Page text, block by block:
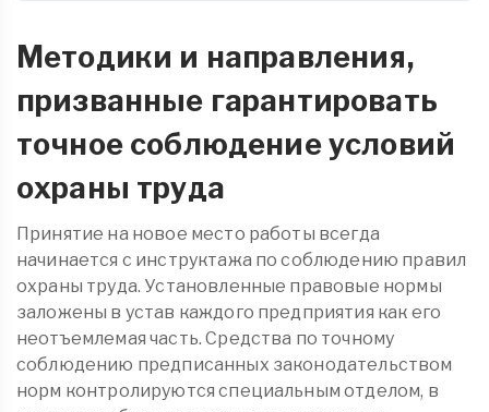
Методики и направления,
призванные гарантировать
точное соблюдение условий
охраны труда
Принятие на новое место работы всегда
начинается с инструктажа по соблюдению правил
охраны труда. Установленные правовые нормы
заложены в устав каждого предприятия как его
неотъемлемая часть. Средства по точному
соблюдению предписанных законодательством
норм контролируются специальным отделом, в